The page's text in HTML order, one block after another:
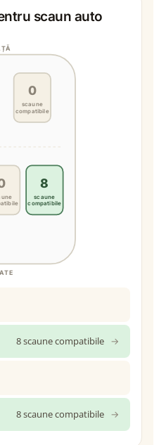
scaun auto
0
scaune
compatibile
8
scaune
compatibile
8 scaune compatibile →
8 scaune compatibile →